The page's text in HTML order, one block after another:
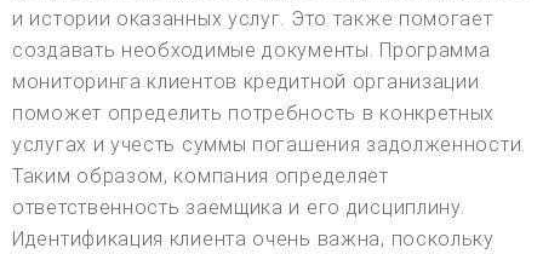
и истории оказанных услуг. Это также помогает
создавать необходимые документы. Программа
мониторинга клиентов кредитной организации
поможет определить потребность в конкретных
услугах и учесть суммы погашения задолженности.
Таким образом, компания определяет
ответственность заемщика и его дисциплину.
Идентификация клиента очень важна, поскольку